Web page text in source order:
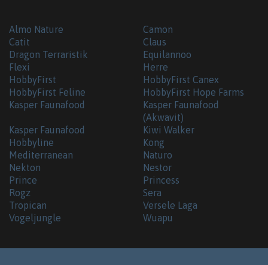
Almo Nature
Camon
Catit
Claus
Dragon Terraristik
Equilannoo
Flexi
Herre
HobbyFirst
HobbyFirst Canex
HobbyFirst Feline
HobbyFirst Hope Farms
Kasper Faunafood
Kasper Faunafood
(Akwavit)
Kasper Faunafood
Hobbyline
Kiwi Walker
Kong
Mediterranean
Naturo
Nekton
Nestor
Prince
Princess
Rogz
Sera
Tropican
Versele Laga
Vogeljungle
Wuapu